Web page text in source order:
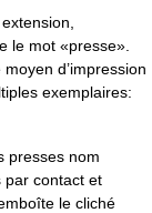
le mot «presse».
d’impression
exemplaires:
presses nom
par contact et
le cliché